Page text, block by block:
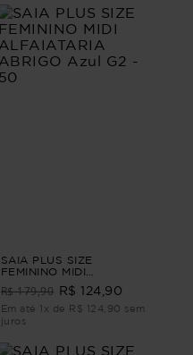
SAIA PLUS SIZE
FEMININO MIDI
ALFAIATARIA ABRIGO
Azul G2 - 50
R$ 179,90 R$ 124,90
Em até 1x de R$ 124,90 sem
juros